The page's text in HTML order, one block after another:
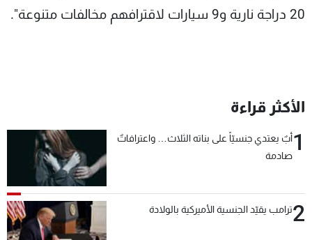
20 دراجة نارية و9 سيارات لاقترافهم مخالفات متنوعة".
الأكثر قراءة
1أبٌ يعتدي جنسيّاً على بناته الثلاث… واعترافاتٌ
صادمة
2ترامب يقيّد الجنسية الأميركية بالولادة
الإنـتـاج
لاعلاناتكم
تواصل معنا
شروط الإسـتخدام